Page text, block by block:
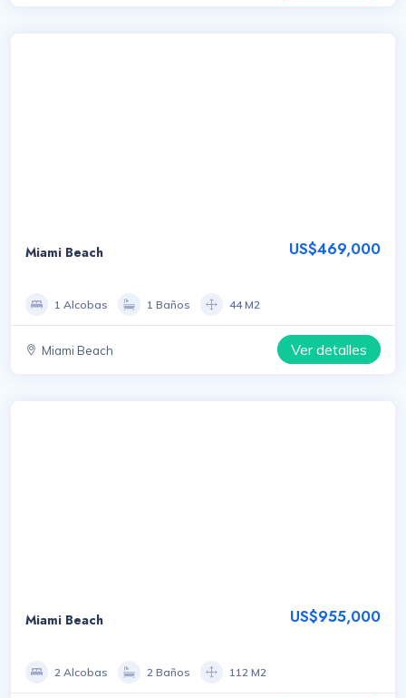
Miami Beach US$469,000
1 Alcobas 1 Baños 44 M2
Miami Beach Ver detalles
Miami Beach US$955,000
2 Alcobas 2 Baños 112 M2